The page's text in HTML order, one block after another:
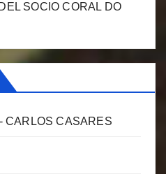
SOCIO CORAL DO
CARLOS CASARES